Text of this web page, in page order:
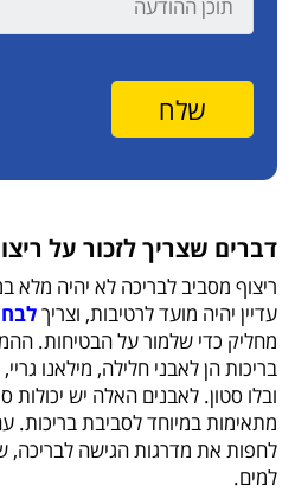
דברים שצריך לזכור על
ריצוף מסביב לבריכה לא יהיה מלא
עדיין יהיה מועד לרטיבות, וצריך
מחליק כדי שלמור על הבטיחות.
בריכות הן לאבני חלילה, מילאנו
ובלו סטון. לאבנים האלה יש יכולות
מתאימות במיוחד לסביבת בריכות.
לחפות את מדרגות הגישה
למים.